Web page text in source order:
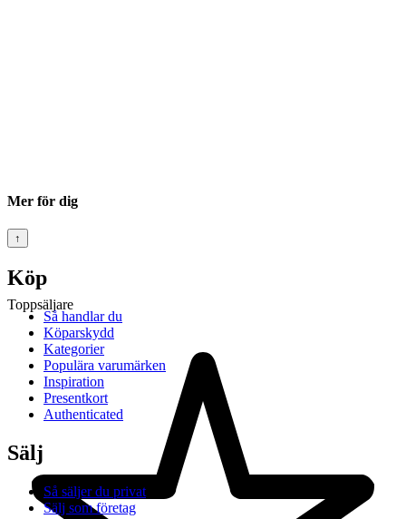
Toppsäljare
Mer för dig
↑
Köp
Så handlar du
Köparskydd
Kategorier
Populära varumärken
Inspiration
Presentkort
Authenticated
Sälj
Så säljer du privat
Sälj som företag